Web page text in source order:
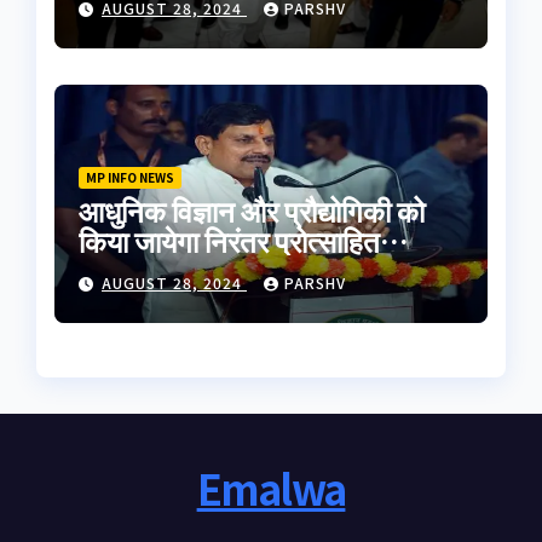
AUGUST 28, 2024 PARSHV
MP INFO NEWS
आधुनिक विज्ञान और प्रौद्योगिकी को
किया जायेगा निरंतर प्रोत्साहित
-मुख्यमंत्री डॉ. यादव
AUGUST 28, 2024 PARSHV
Emalwa